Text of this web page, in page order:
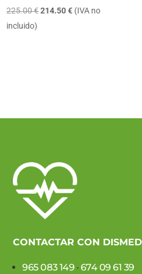
225.00€El
214.50€El(IVA no
incluido)
CONTACTAR CON
965 083 149 · 674 09 61 39